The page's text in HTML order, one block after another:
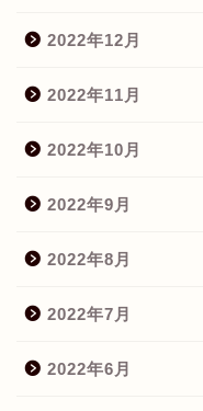
2022年12月
2022年11月
2022年10月
2022年9月
2022年8月
2022年7月
2022年6月